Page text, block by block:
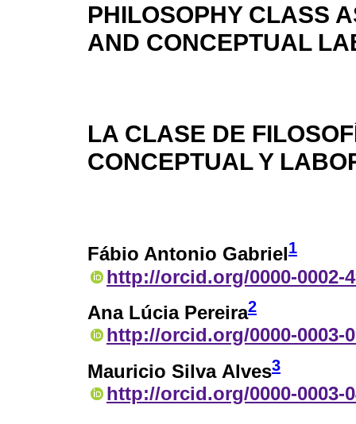
PHILOSOPHY CLASS
AND CONCEPTUAL
LA CLASE DE
CONCEPTUAL Y
Fábio Antonio Gabriel1
http://orcid.org/0000-0002-
Ana Lúcia Pereira2
http://orcid.org/0000-0003-
Mauricio Silva Alves3
http://orcid.org/0000-0003-